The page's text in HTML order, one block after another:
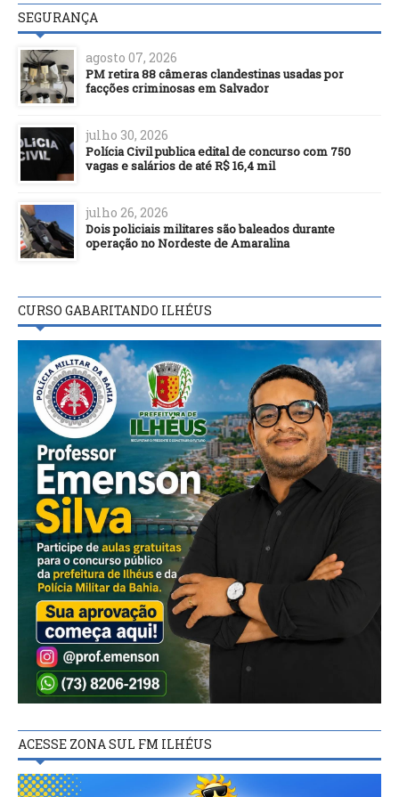
SEGURANÇA
agosto 07, 2026
PM retira 88 câmeras clandestinas usadas por
facções criminosas em Salvador
julho 30, 2026
Polícia Civil publica edital de concurso com 750
vagas e salários de até R$ 16,4 mil
julho 26, 2026
Dois policiais militares são baleados durante
operação no Nordeste de Amaralina
CURSO GABARITANDO ILHÉUS
ACESSE ZONA SUL FM ILHÉUS